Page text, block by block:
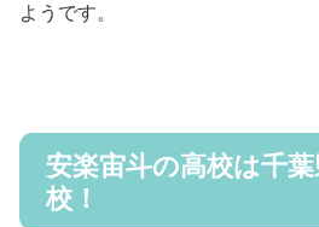
ようです。
安楽宙斗の高校は千
校！